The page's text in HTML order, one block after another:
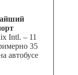
Intl. – 11
35
автобусе